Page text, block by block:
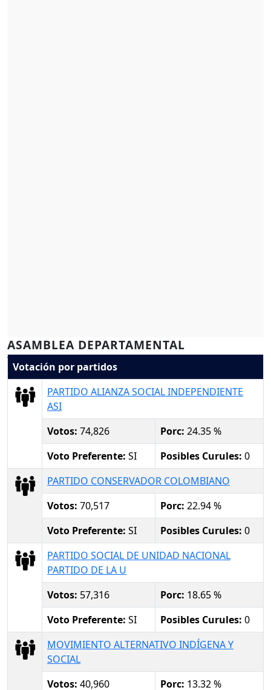
ASAMBLEA DEPARTAMENTAL
Votación por partidos
PARTIDO ALIANZA SOCIAL INDEPENDIENTE
ASI
Votos: 74,826 Porc: 24.35 %
Voto Preferente: SI Posibles Curules: 0
PARTIDO CONSERVADOR COLOMBIANO
Votos: 70,517 Porc: 22.94 %
Voto Preferente: SI Posibles Curules: 0
PARTIDO SOCIAL DE UNIDAD NACIONAL
PARTIDO DE LA U
Votos: 57,316 Porc: 18.65 %
Voto Preferente: SI Posibles Curules: 0
MOVIMIENTO ALTERNATIVO INDÍGENA Y
SOCIAL
Votos: 40,960 Porc: 13.32 %